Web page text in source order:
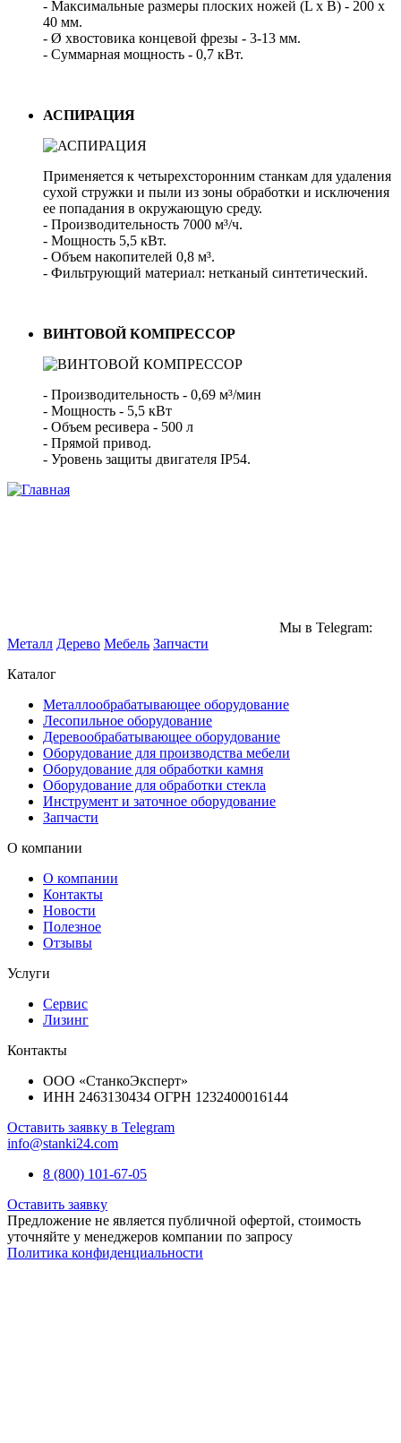
- Максимальные размеры плоских ножей (L x B) - 200 х
40 мм.
- Ø хвостовика концевой фрезы - 3-13 мм.
- Суммарная мощность - 0,7 кВт.
АСПИРАЦИЯ
Применяется к четырехсторонним станкам для удаления
сухой стружки и пыли из зоны обработки и исключения
ее попадания в окружающую среду.
- Производительность 7000 м³/ч.
- Мощность 5,5 кВт.
- Объем накопителей 0,8 м³.
- Фильтрующий материал: нетканый синтетический.
ВИНТОВОЙ КОМПРЕССОР
- Производительность - 0,69 м³/мин
- Мощность - 5,5 кВт
- Объем ресивера - 500 л
- Прямой привод.
- Уровень защиты двигателя IP54.
Мы в Telegram:
Металл Дерево Мебель Запчасти
Каталог
Металлообрабатывающее оборудование
Лесопильное оборудование
Деревообрабатывающее оборудование
Оборудование для производства мебели
Оборудование для обработки камня
Оборудование для обработки стекла
Инструмент и заточное оборудование
Запчасти
О компании
О компании
Контакты
Новости
Полезное
Отзывы
Услуги
Сервис
Лизинг
Контакты
ООО «СтанкоЭксперт»
ИНН 2463130434 ОГРН 1232400016144
Оставить заявку в Telegram
info@stanki24.com
8 (800) 101-67-05
Оставить заявку
Предложение не является публичной офертой, стоимость
уточняйте у менеджеров компании по запросу
Политика конфиденциальности